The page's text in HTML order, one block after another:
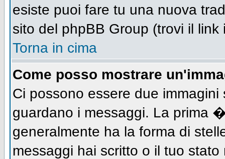
esiste puoi fare tu una nuova
sito del phpBB Group (trovi il
Torna in cima
Come posso mostrare
Ci possono essere due
guardano i messaggi. La prima
generalmente ha la forma di
messaggi hai scritto o il tuo